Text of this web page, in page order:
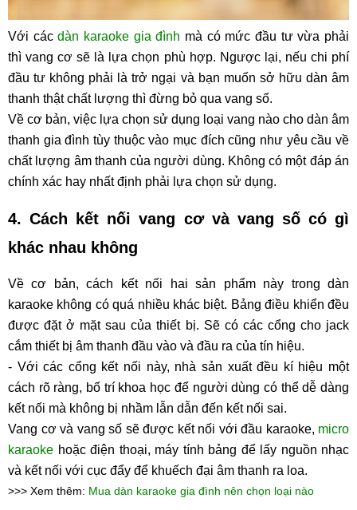
Với cácdàn karaoke gia đình mà có mức đầu tư vừa phải
thì vang cơ sẽ là lựa chọn phù hợp. Ngược lại, nếu chi phí
đầu tư không phải là trở ngại và bạn muốn sở hữu dàn âm
thanh thật chất lượng thì đừng bỏ qua vang số.
Về cơ bản, việc lựa chọn sử dụng loại vang nào cho dàn âm
thanh gia đình tùy thuộc vào mục đích cũng như yêu cầu về
chất lượng âm thanh của người dùng. Không có một đáp án
chính xác hay nhất định phải lựa chọn sử dụng.
4. Cách kết nối vang cơ và vang số có gì
khác nhau không
Về cơ bản, cách kết nối hai sản phẩm này trong dàn
karaoke không có quá nhiều khác biệt. Bảng điều khiển đều
được đặt ở mặt sau của thiết bị. Sẽ có các cổng cho jack
cắm thiết bị âm thanh đầu vào và đầu ra của tín hiệu.
- Với các cổng kết nối này, nhà sản xuất đều kí hiệu một
cách rõ ràng, bố trí khoa học để người dùng có thể dễ dàng
kết nối mà không bị nhầm lẫn dẫn đến kết nối sai.
Vang cơ và vang số sẽ được kết nối với đầu karaoke, micro
karaoke hoặc điện thoại, máy tính bảng để lấy nguồn nhạc
và kết nối với cục đẩy để khuếch đại âm thanh ra loa.
>>> Xem thêm: Mua dàn karaoke gia đình nên chọn loại nào